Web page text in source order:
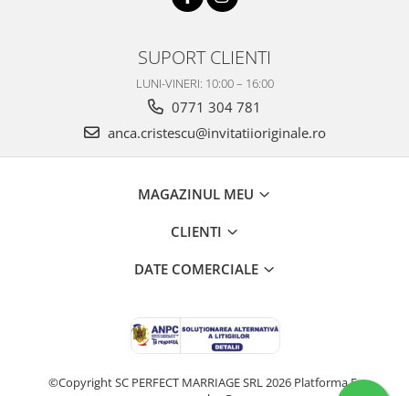
SUPORT CLIENTI
LUNI-VINERI: 10:00 – 16:00
0771 304 781
anca.cristescu@invitatiioriginale.ro
MAGAZINUL MEU
CLIENTI
DATE COMERCIALE
©Copyright SC PERFECT MARRIAGE SRL 2026 Platforma E-